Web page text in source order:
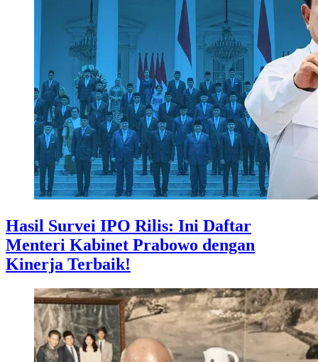
Hasil Survei IPO Rilis: Ini Daftar
Menteri Kabinet Prabowo dengan
Kinerja Terbaik!